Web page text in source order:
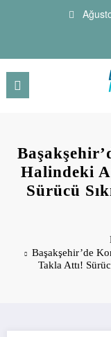
Halindeki
Sürücü
Başakşehir’de
Takla Attı!